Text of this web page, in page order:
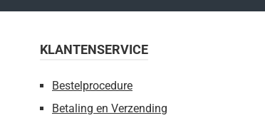
KLANTENSERVICE
Bestelprocedure
Betaling en Verzending